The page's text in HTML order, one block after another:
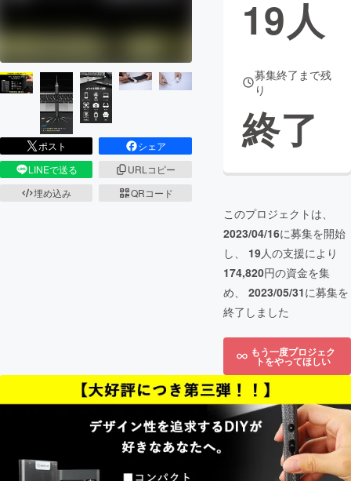
ポスト
シェア
LINEで送る
URLコピー
埋め込み
QRコード
19人
募集終了まで残
り
終了
このプロジェクトは、
2023/04/16に募集を開始
し、 19人の支援により
174,820円の資金を集
め、 2023/05/31に募集を
終了しました
もう一度プロジェク
トをやってほしい